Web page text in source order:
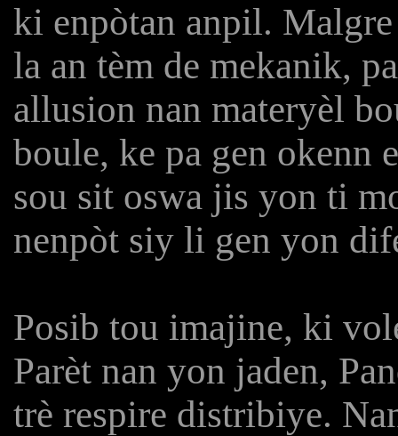
ki enpòtan anpil.
la an tèm de mekanik,
allusion nan materyèl
boule, ke pa gen okenn
sou sit oswa jis yon ti
nenpòt siy li gen yon
Posib tou imajine, ki
Parèt nan yon jaden,
trè respire distribiye.